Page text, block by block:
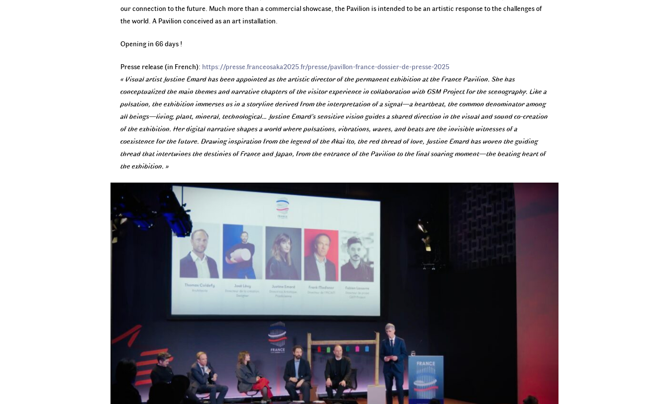
our connection to the future. Much more than a commercial showcase, the Pavilion is intended to be an artistic response to the challenges of
the world. A Pavilion conceived as an art installation.
Opening in 66 days !
Presse release (in French): https://presse.franceosaka2025.fr/presse/pavillon-france-dossier-de-presse-2025
« Visual artist Justine Emard has been appointed as the artistic director of the permanent exhibition at the France Pavilion. She has
conceptualized the main themes and narrative chapters of the visitor experience in collaboration with GSM Project for the scenography. Like a
pulsation, the exhibition immerses us in a storyline derived from the interpretation of a signal—a heartbeat, the common denominator among
all beings—living, plant, mineral, technological… Justine Emard’s sensitive vision guides a shared direction in the visual and sound co-creation
of the exhibition. Her digital narrative shapes a world where pulsations, vibrations, waves, and beats are the invisible witnesses of a
coexistence for the future. Drawing inspiration from the legend of the Akai Ito, the red thread of love, Justine Emard has woven the guiding
thread that intertwines the destinies of France and Japan, from the entrance of the Pavilion to the final soaring moment—the beating heart of
the exhibition. »